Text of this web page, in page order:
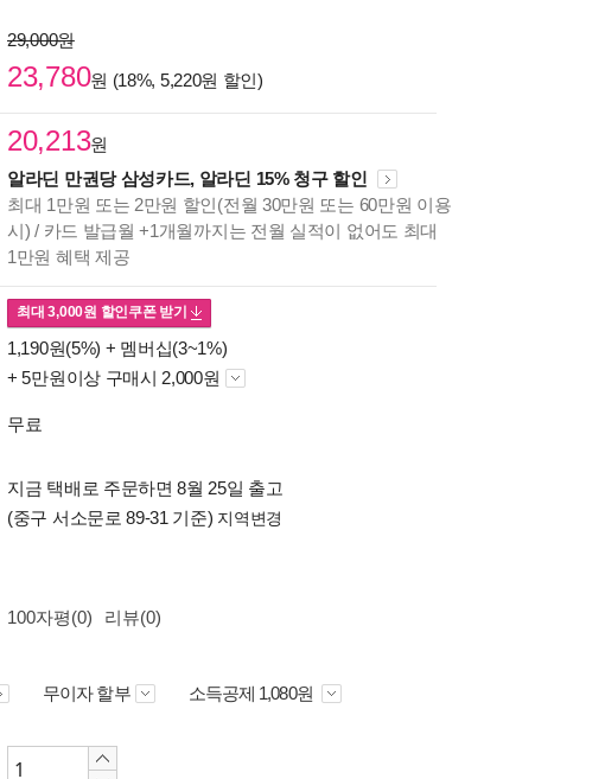
29,000원
23,780원 (18%, 5,220원 할인)
20,213원
알라딘 만권당 삼성카드, 알라딘 15% 청구 할인
최대 1만원 또는 2만원 할인(전월 30만원 또는 60만원 이용
시) / 카드 발급월 +1개월까지는 전월 실적이 없어도 최대
1만원 혜택 제공
최대3,000원 할인쿠폰 받기
1,190원(5%) + 멤버십(3~1%)
+ 5만원이상 구매시 2,000원
무료
지금 택배로 주문하면 8월 25일 출고
(중구 서소문로 89-31 기준) 지역변경
100자평(0) 리뷰(0)
무이자 할부 소득공제 1,080원